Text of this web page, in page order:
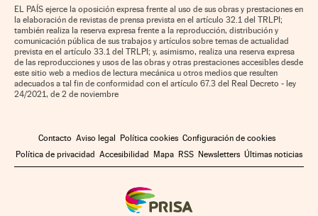
EL PAÍS ejerce la oposición expresa frente al uso de sus obras y prestaciones en
la elaboración de revistas de prensa prevista en el artículo 32.1 del TRLPI;
también realiza la reserva expresa frente a la reproducción, distribución y
comunicación pública de sus trabajos y artículos sobre temas de actualidad
prevista en el artículo 33.1 del TRLPI; y, asimismo, realiza una reserva expresa
de las reproducciones y usos de las obras y otras prestaciones accesibles desde
este sitio web a medios de lectura mecánica u otros medios que resulten
adecuados a tal fin de conformidad con el artículo 67.3 del Real Decreto - ley
24/2021, de 2 de noviembre
Contacto Aviso legal Política cookies Configuración de cookies
Política de privacidad Accesibilidad Mapa RSS Newsletters Últimas noticias